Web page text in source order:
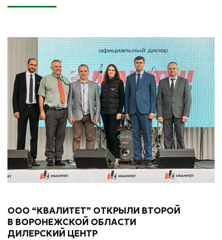
ООО “КВАЛИТЕТ” ОТКРЫЛИ ВТОРОЙ
В ВОРОНЕЖСКОЙ ОБЛАСТИ
ДИЛЕРСКИЙ ЦЕНТР